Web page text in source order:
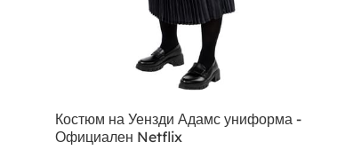
Костюм на Уензди Адамс униформа -
Официален Netflix